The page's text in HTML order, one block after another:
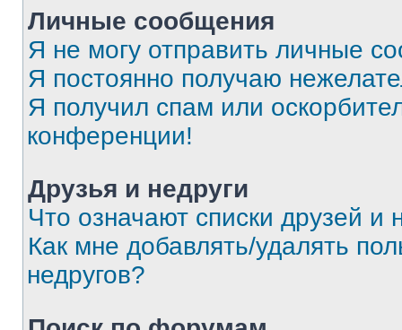
Личные сообщения
Я не могу отправить личные
Я постоянно получаю
Я получил спам или
конференции!
Друзья и недруги
Что означают списки друзей и
Как мне добавлять/удалять
недругов?